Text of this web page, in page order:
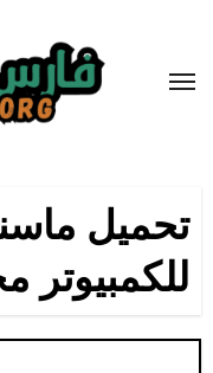
المحتوى
تحميل
للكمبيوتر